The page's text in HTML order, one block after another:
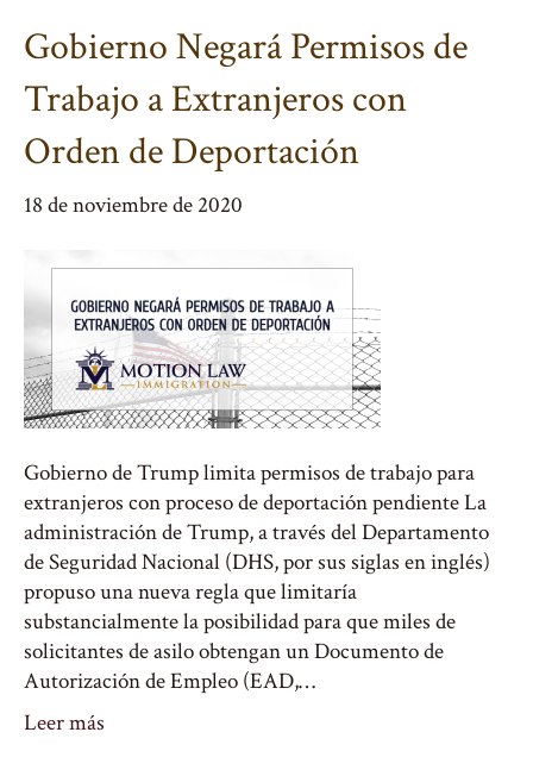
Gobierno Negará Permisos de
Trabajo a Extranjeros con
Orden de Deportación
18 de noviembre de 2020
Gobierno de Trump limita permisos de trabajo para
extranjeros con proceso de deportación pendiente La
administración de Trump, a través del Departamento
de Seguridad Nacional (DHS, por sus siglas en inglés)
propuso una nueva regla que limitaría
substancialmente la posibilidad para que miles de
solicitantes de asilo obtengan un Documento de
Autorización de Empleo (EAD,…
Leer más